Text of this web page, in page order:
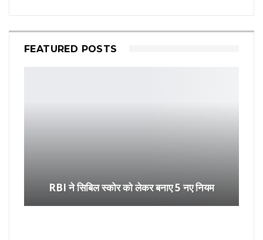
FEATURED POSTS
RBI ने सिबिल स्कोर को लेकर बनाए 5 नए नियम